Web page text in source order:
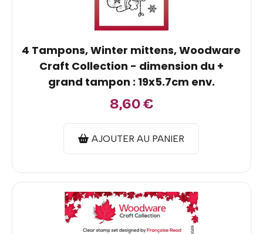
4 Tampons, Winter mittens, Woodware
Craft Collection - dimension du +
grand tampon : 19x5.7cm env.
8,60€
AJOUTER AU PANIER